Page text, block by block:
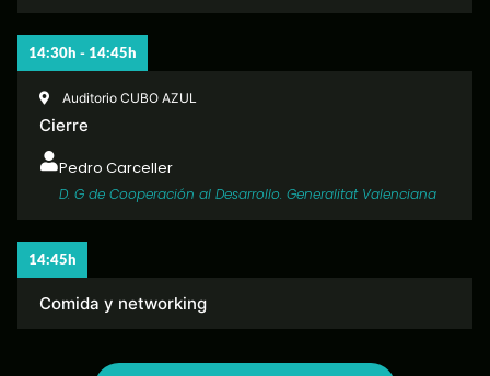
14:30h - 14:45h
Auditorio CUBO AZUL
Cierre
Pedro Carceller
D. G de Cooperación al Desarrollo. Generalitat Valenciana
14:45h
Comida y networking